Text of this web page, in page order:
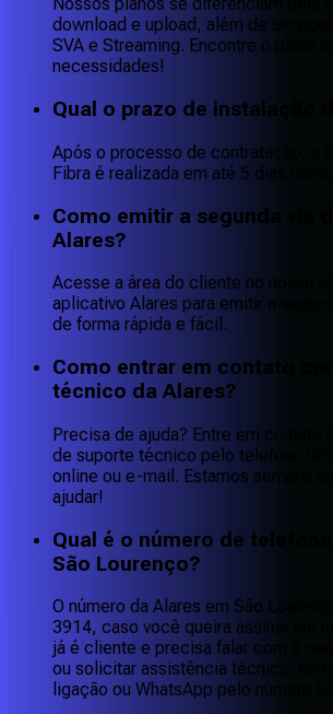
Nossos planos se diferenciam pela
download e upload, além de
SVA e Streaming. Encontre o plano
necessidades!
Qual o prazo de instalação
Após o processo de contratação, a
Fibra é realizada em até 5 dias
Como emitir a segunda via
Alares?
Acesse a área do cliente no nosso
aplicativo Alares para emitir a
de forma rápida e fácil.
Como entrar em contato
técnico da Alares?
Precisa de ajuda? Entre em contato
de suporte técnico pelo telefone
online ou e-mail. Estamos sempre
ajudar!
Qual é o número de
São Lourenço?
O número da Alares em São
3914, caso você queira assinar um
já é cliente e precisa falar com a
ou solicitar assistência técnica,
ligação ou WhatsApp pelo número